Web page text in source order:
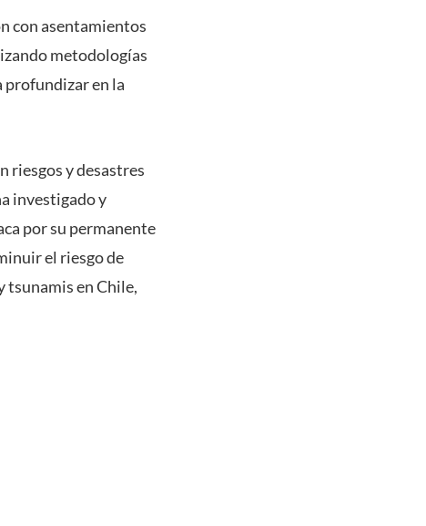
con asentamientos
metodologías
en la
riesgos y desastres
investigado y
por su permanente
el riesgo de
tsunamis en Chile,